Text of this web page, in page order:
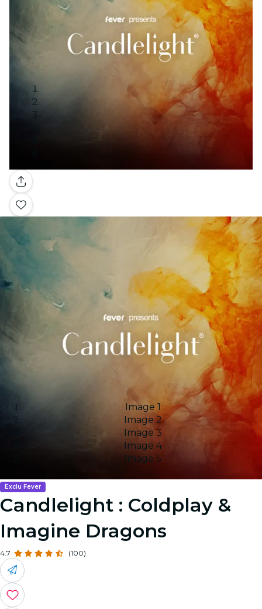
Galerie
Image 1
Image 2
Image 3
Image 4
Image 5
Exclu Fever
Candlelight : Coldplay &
Imagine Dragons
4.7 (100)